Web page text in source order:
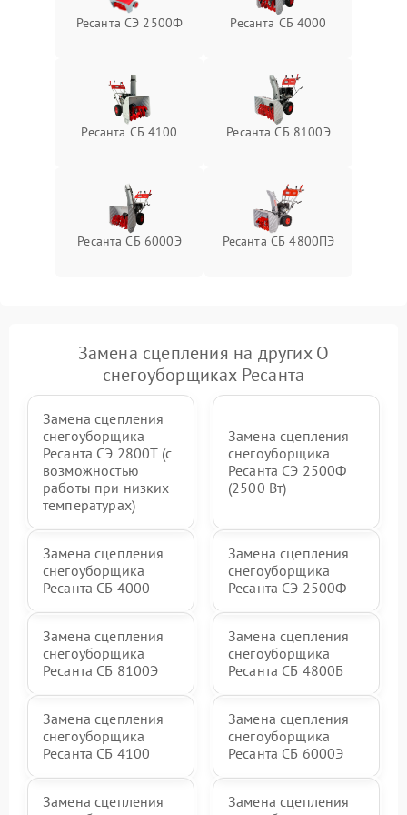
Неисправность системы
регулировки высоты
Подробнее →
Ресанта СЭ 2500Ф Ресанта СБ 4000
Ресанта СБ 4100 Ресанта СБ 8100Э
Ресанта СБ 6000Э Ресанта СБ 4800ПЭ
Замена сцепления на других О
снегоуборщиках Ресанта
Замена сцепления
снегоуборщика
Ресанта СЭ 2800Т (с
возможностью
работы при низких
температурах)
Замена сцепления
снегоуборщика
Ресанта СЭ 2500Ф
(2500 Вт)
Замена сцепления
снегоуборщика
Ресанта СБ 4000
Замена сцепления
снегоуборщика
Ресанта СЭ 2500Ф
Замена сцепления
снегоуборщика
Ресанта СБ 8100Э
Замена сцепления
снегоуборщика
Ресанта СБ 4800Б
Замена сцепления
снегоуборщика
Ресанта СБ 4100
Замена сцепления
снегоуборщика
Ресанта СБ 6000Э
Замена сцепления
Замена сцепления